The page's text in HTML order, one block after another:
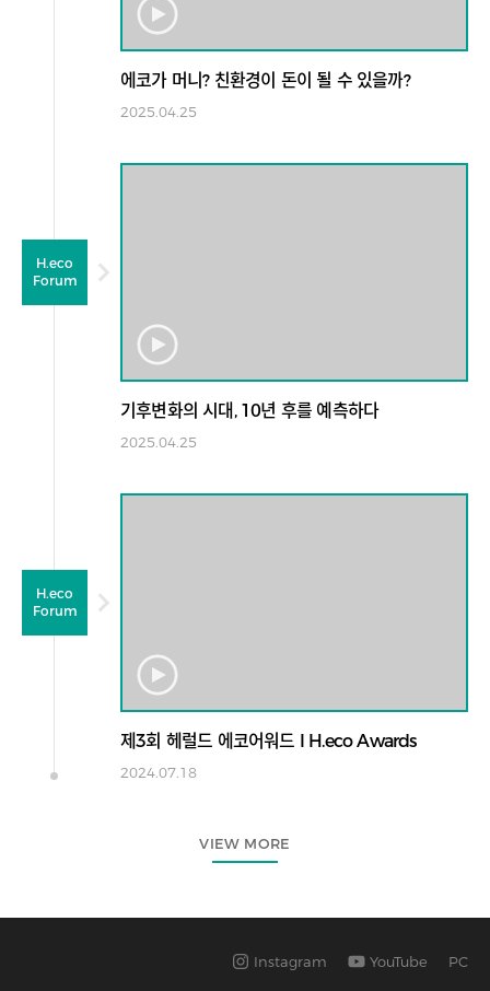
에코가 머니? 친환경이 돈이 될 수 있을까?
2025.04.25
H.eco
Forum
기후변화의 시대, 10년 후를 예측하다
2025.04.25
H.eco
Forum
제3회 헤럴드 에코어워드 I H.eco Awards
2024.07.18
VIEW MORE
Instagram YouTube PC